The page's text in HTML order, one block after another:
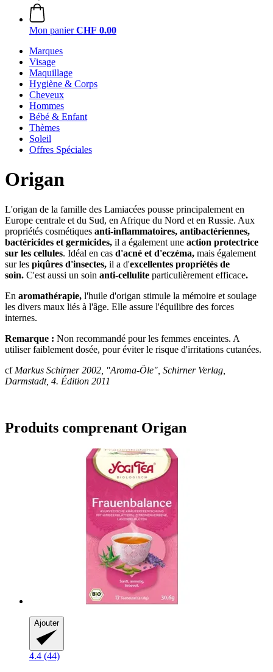
Mon panier CHF 0.00
Marques
Visage
Maquillage
Hygiène & Corps
Cheveux
Hommes
Bébé & Enfant
Thèmes
Soleil
Offres Spéciales
Origan
L'origan de la famille des Lamiacées pousse principalement en
Europe centrale et du Sud, en Afrique du Nord et en Russie. Aux
propriétés cosmétiques anti-inflammatoires, antibactériennes,
bactéricides et germicides, il a également une action protectrice
sur les cellules. Idéal en cas d'acné et d'eczéma, mais également
sur les piqûres d'insectes, il a d'excellentes propriétés de
soin. C'est aussi un soin anti-cellulite particulièrement efficace.
En aromathérapie, l'huile d'origan stimule la mémoire et soulage
les divers maux liés à l'âge. Elle assure l'équilibre des forces
internes.
Remarque : Non recommandé pour les femmes enceintes. A
utiliser faiblement dosée, pour éviter le risque d'irritations cutanées.
cf Markus Schirner 2002, "Aroma-Öle", Schirner Verlag,
Darmstadt, 4. Édition 2011
Produits comprenant Origan
Ajouter
4.4 (44)